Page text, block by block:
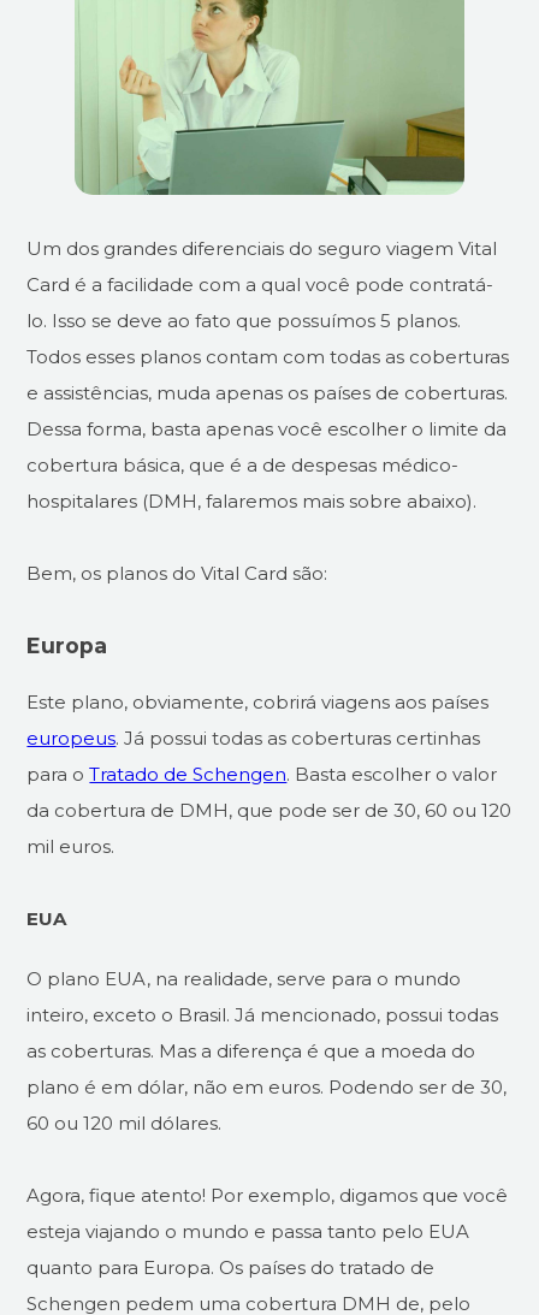
Um dos grandes diferenciais do seguro viagem Vital
Card é a facilidade com a qual você pode contratá-
lo. Isso se deve ao fato que possuímos 5 planos.
Todos esses planos contam com todas as coberturas
e assistências, muda apenas os países de coberturas.
Dessa forma, basta apenas você escolher o limite da
cobertura básica, que é a de despesas médico-
hospitalares (DMH, falaremos mais sobre abaixo).
Bem, os planos do Vital Card são:
Europa
Este plano, obviamente, cobrirá viagens aos países
europeus. Já possui todas as coberturas certinhas
para oTratado de Schengen. Basta escolher o valor
da cobertura de DMH, que pode ser de 30, 60 ou 120
mil euros.
EUA
O plano EUA, na realidade, serve para o mundo
inteiro, exceto o Brasil. Já mencionado, possui todas
as coberturas. Mas a diferença é que a moeda do
plano é em dólar, não em euros. Podendo ser de 30,
60 ou 120 mil dólares.
Agora, fique atento! Por exemplo, digamos que você
esteja viajando o mundo e passa tanto pelo EUA
quanto para Europa. Os países do tratado de
Schengen pedem uma cobertura DMH de, pelo